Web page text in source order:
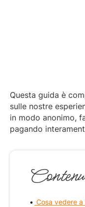
Questa guida è
sulle nostre
in modo anonimo,
pagando
Cosa vedere